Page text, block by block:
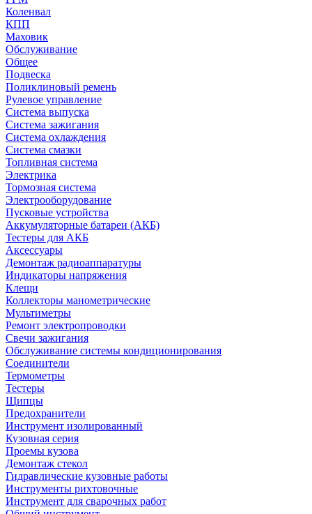
Коленвал
КПП
Маховик
Обслуживание
Общее
Подвеска
Поликлиновый ремень
Рулевое управление
Система выпуска
Система зажигания
Система охлаждения
Система смазки
Топливная система
Электрика
Тормозная система
Электрооборудование
Пусковые устройства
Аккумуляторные батареи (АКБ)
Тестеры для АКБ
Аксессуары
Демонтаж радиоаппаратуры
Индикаторы напряжения
Клещи
Коллекторы манометрические
Мультиметры
Ремонт электропроводки
Свечи зажигания
Обслуживание системы кондиционирования
Соединители
Термометры
Тестеры
Щипцы
Предохранители
Инструмент изолированный
Кузовная серия
Проемы кузова
Демонтаж стекол
Гидравлические кузовные работы
Инструменты рихтовочные
Инструмент для сварочных работ